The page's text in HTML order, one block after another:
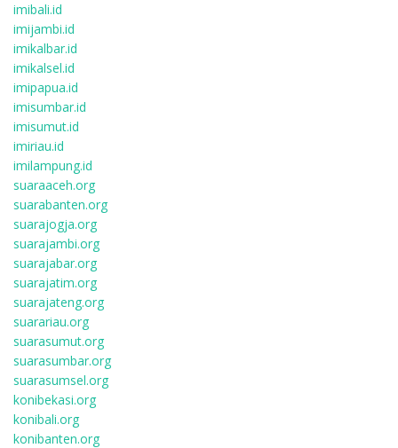
imibali.id
imijambi.id
imikalbar.id
imikalsel.id
imipapua.id
imisumbar.id
imisumut.id
imiriau.id
imilampung.id
suaraaceh.org
suarabanten.org
suarajogja.org
suarajambi.org
suarajabar.org
suarajatim.org
suarajateng.org
suarariau.org
suarasumut.org
suarasumbar.org
suarasumsel.org
konibekasi.org
konibali.org
konibanten.org